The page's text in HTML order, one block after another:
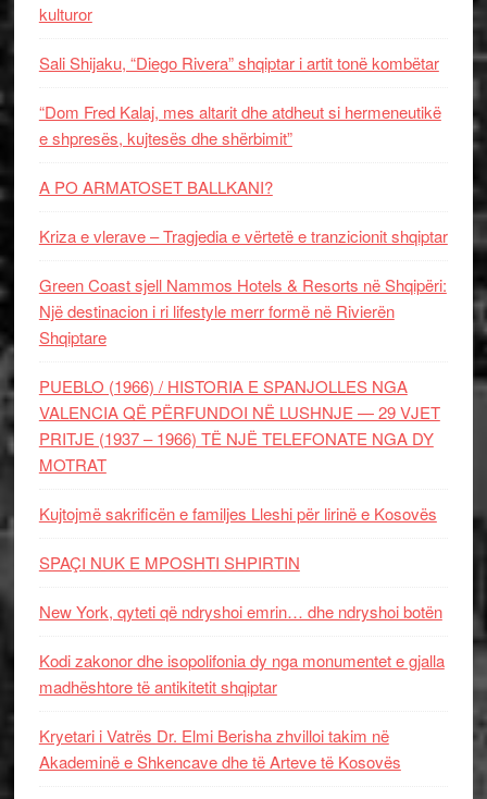
kulturor
Sali Shijaku, “Diego Rivera” shqiptar i artit tonë kombëtar
“Dom Fred Kalaj, mes altarit dhe atdheut si hermeneutikë
e shpresës, kujtesës dhe shërbimit”
A PO ARMATOSET BALLKANI?
Kriza e vlerave – Tragjedia e vërtetë e tranzicionit shqiptar
Green Coast sjell Nammos Hotels & Resorts në Shqipëri:
Një destinacion i ri lifestyle merr formë në Rivierën
Shqiptare
PUEBLO (1966) / HISTORIA E SPANJOLLES NGA
VALENCIA QË PËRFUNDOI NË LUSHNJE — 29 VJET
PRITJE (1937 – 1966) TË NJË TELEFONATE NGA DY
MOTRAT
Kujtojmë sakrificën e familjes Lleshi për lirinë e Kosovës
SPAÇI NUK E MPOSHTI SHPIRTIN
New York, qyteti që ndryshoi emrin… dhe ndryshoi botën
Kodi zakonor dhe isopolifonia dy nga monumentet e gjalla
madhështore të antikitetit shqiptar
Kryetari i Vatrës Dr. Elmi Berisha zhvilloi takim në
Akademinë e Shkencave dhe të Arteve të Kosovës